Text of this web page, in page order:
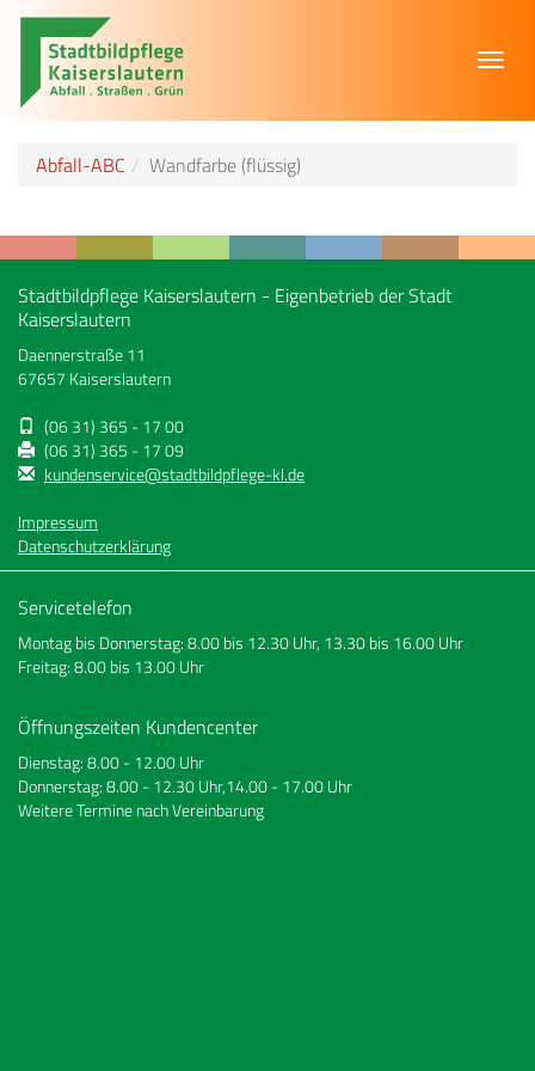
Abfall-ABC Wandfarbe (flüssig)
Stadtbildpflege Kaiserslautern - Eigenbetrieb der Stadt
Kaiserslautern
Daennerstraße 11
67657 Kaiserslautern
(06 31) 365 - 17 00
(06 31) 365 - 17 09
kundenservice@stadtbildpflege-kl.de
Impressum
Datenschutzerklärung
Servicetelefon
Montag bis Donnerstag: 8.00 bis 12.30 Uhr, 13.30 bis 16.00 Uhr
Freitag: 8.00 bis 13.00 Uhr
Öffnungszeiten Kundencenter
Dienstag: 8.00 - 12.00 Uhr
Donnerstag: 8.00 - 12.30 Uhr,14.00 - 17.00 Uhr
Weitere Termine nach Vereinbarung